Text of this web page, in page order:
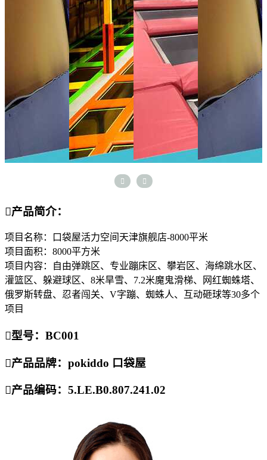
 
产品简介：
项目名称：口袋屋活力空间天津旗舰店-8000平米
项目面积：8000平方米
项目内容：自由弹跳区、专业蹦床区、攀岩区、海绵跳水区、
灌篮区、躲避球区、8米旱雪、7.2米魔鬼滑梯、网红蜘蛛塔、
俄罗斯转盘、忍者闯关、V字蹦、蜘蛛人、互动砸球等30多个
项目
型号：BC001
产品品牌：pokiddo 口袋屋
产品编码：5.LE.B0.807.241.02